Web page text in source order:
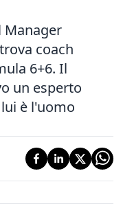
Manager
coach
6+6. Il
un esperto
è l'uomo